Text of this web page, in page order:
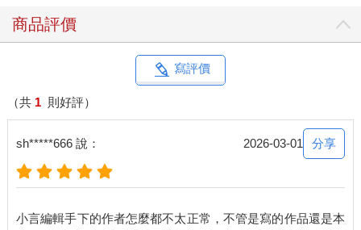
太不可思議了！我是忽然聽到貓叫聲才醒來，結果發現豪華客房
變成廢墟客房，真的是把我嚇傻了，還以為在作夢。
很久，那麼外面便是很新的飯店走廊，到處看起來都很新就是
了，而且房間門上的房號全是19開頭！
趕緊衝回房間裡，結果房間又大變模樣，變成跟外面一樣，都很
新。但裝有設備的包都不見了，幸好還有手機在身上。
重新去外面查探，房間好多，走廊好多，簡直在走迷宮。
說話聲、爪子抓撓的聲音、牆壁裡也有聲音⋯⋯咕嚕咕嚕、咕嚕
咕嚕⋯⋯
我須要休息，沒錯，睡一覺就好了。
商品評價
寫評價
（共 1 則好評）
sh*****666 說： 2026-03-01 分享
小言編輯手下的作者怎麼都不太正常，不管是寫的作品還是本